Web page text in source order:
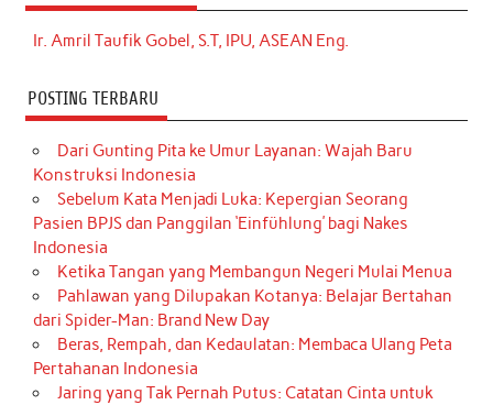
Ir. Amril Taufik Gobel, S.T, IPU, ASEAN Eng.
POSTING TERBARU
Dari Gunting Pita ke Umur Layanan: Wajah Baru
Konstruksi Indonesia
Sebelum Kata Menjadi Luka: Kepergian Seorang
Pasien BPJS dan Panggilan ‘Einfühlung’ bagi Nakes
Indonesia
Ketika Tangan yang Membangun Negeri Mulai Menua
Pahlawan yang Dilupakan Kotanya: Belajar Bertahan
dari Spider-Man: Brand New Day
Beras, Rempah, dan Kedaulatan: Membaca Ulang Peta
Pertahanan Indonesia
Jaring yang Tak Pernah Putus: Catatan Cinta untuk